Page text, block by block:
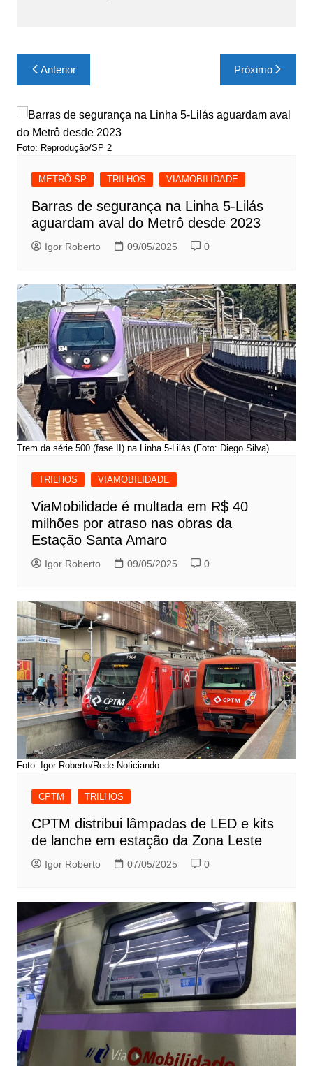
Navegação
de
Post
Anterior Próximo
Foto: Reprodução/SP 2
METRÔ SP TRILHOS VIAMOBILIDADE
Barras de segurança na Linha 5-Lilás
aguardam aval do Metrô desde 2023
Igor Roberto 09/05/2025 0
Trem da série 500 (fase II) na Linha 5-Lilás (Foto: Diego Silva)
TRILHOS VIAMOBILIDADE
ViaMobilidade é multada em R$ 40
milhões por atraso nas obras da
Estação Santa Amaro
Igor Roberto 09/05/2025 0
Foto: Igor Roberto/Rede Noticiando
CPTM TRILHOS
CPTM distribui lâmpadas de LED e kits
de lanche em estação da Zona Leste
Igor Roberto 07/05/2025 0